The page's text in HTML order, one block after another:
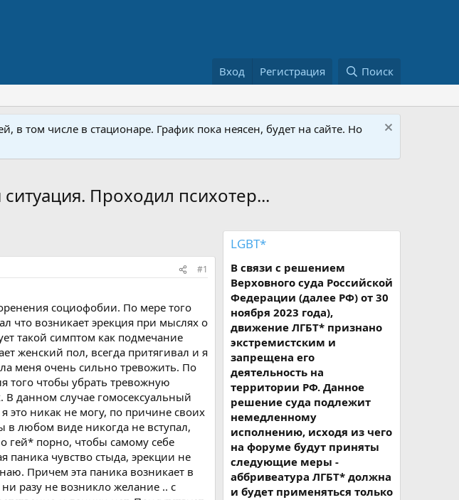
Вход Регистрация Поиск
в том числе в стационаре. График пока неясен, будет на сайте. Но
Проходил психотер...
#1
социофобии. По мере того
что возникает эрекция при мыслях о
такой симптом как подмечание
женский пол, всегда притягивал и я
меня очень сильно тревожить. По
того чтобы убрать тревожную
данном случае гомосексуальный
это никак не могу, по причине своих
любом виде никогда не вступал,
гей* порно, чтобы самому себе
паника чувство стыда, эрекции не
Причем эта паника возникает в
разу не возникло желание .. с
LGBT*
В связи с решением
Верховного суда Российской
Федерации (далее РФ) от 30
ноября 2023 года),
движение ЛГБТ* признано
экстремистским и
запрещена его
деятельность на
территории РФ. Данное
решение суда подлежит
немедленному
исполнению, исходя из чего
на форуме будут приняты
следующие меры -
аббривеатура ЛГБТ* должна
и будет применяться только